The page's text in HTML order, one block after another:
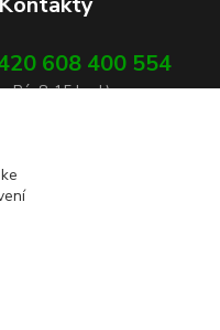
608 400 554
Pá, 8-15 hod.)